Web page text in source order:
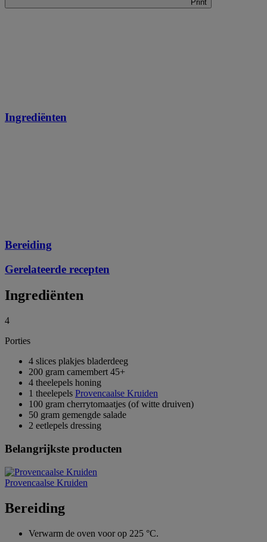
Print
Ingrediënten
Bereiding
Gerelateerde recepten
Ingrediënten
4
Porties
4 slices plakjes bladerdeeg
200 gram camembert 45+
4 theelepels honing
1 theelepels Provencaalse Kruiden
100 gram cherrytomaatjes (of witte druiven)
50 gram gemengde salade
2 eetlepels dressing
Belangrijkste producten
Provencaalse Kruiden
Bereiding
Verwarm de oven voor op 225 °C.